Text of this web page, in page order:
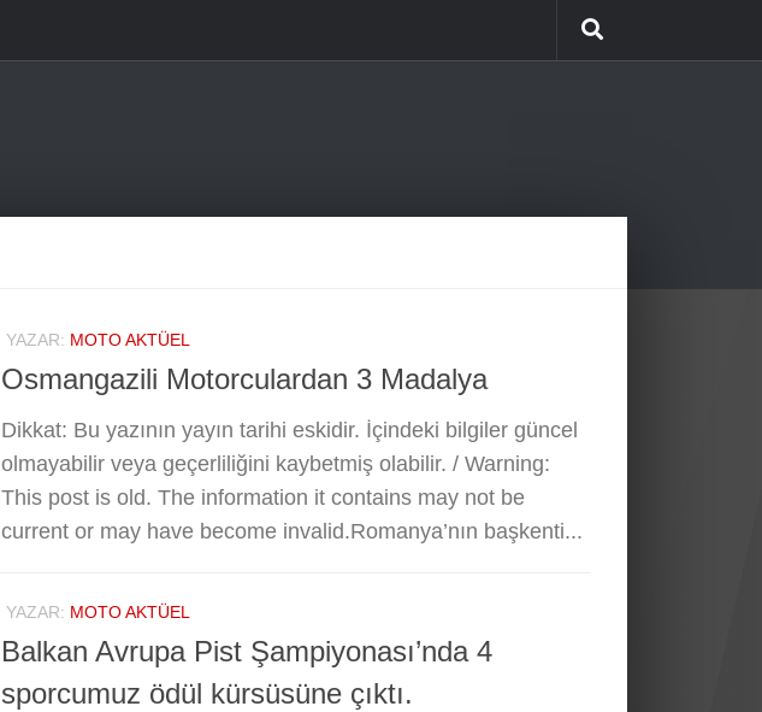
YAZAR: MOTO AKTÜEL
Osmangazili Motorculardan 3 Madalya
Dikkat: Bu yazının yayın tarihi eskidir. İçindeki bilgiler güncel
olmayabilir veya geçerliliğini kaybetmiş olabilir. / Warning:
This post is old. The information it contains may not be
current or may have become invalid.Romanya’nın başkenti...
YAZAR: MOTO AKTÜEL
Balkan Avrupa Pist Şampiyonası’nda 4
sporcumuz ödül kürsüsüne çıktı.